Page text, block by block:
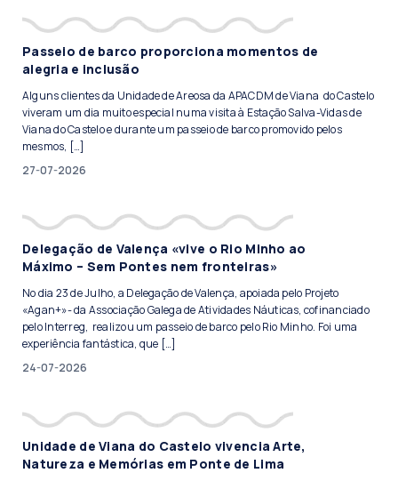
Passeio de barco proporciona momentos de
alegria e inclusão
Alguns clientes da Unidade de Areosa da APACDM de Viana do Castelo
viveram um dia muito especial numa visita à Estação Salva-Vidas de
Viana do Castelo e durante um passeio de barco promovido pelos
mesmos, […]
27-07-2026
Delegação de Valença «vive o Rio Minho ao
Máximo – Sem Pontes nem fronteiras»
No dia 23 de Julho, a Delegação de Valença, apoiada pelo Projeto
«Agan+»- da Associação Galega de Atividades Náuticas, cofinanciado
pelo Interreg, realizou um passeio de barco pelo Rio Minho. Foi uma
experiência fantástica, que […]
24-07-2026
Unidade de Viana do Castelo vivencia Arte,
Natureza e Memórias em Ponte de Lima